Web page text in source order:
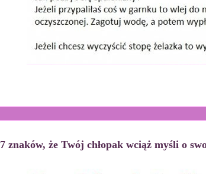
7 znaków, że Twój chłopak wciąż myśli o